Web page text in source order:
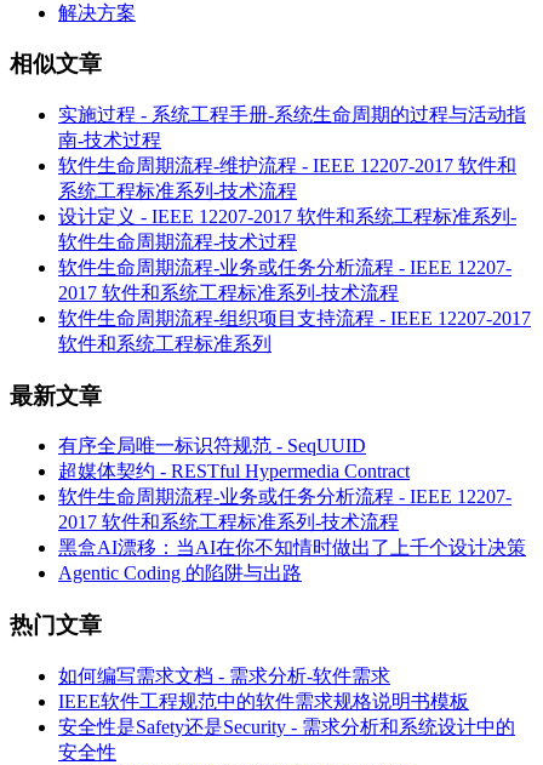
解决方案
相似文章
实施过程 - 系统工程手册-系统生命周期的过程与活动指
南-技术过程
软件生命周期流程-维护流程 - IEEE 12207-2017 软件和
系统工程标准系列-技术流程
设计定义 - IEEE 12207-2017 软件和系统工程标准系列-
软件生命周期流程-技术过程
软件生命周期流程-业务或任务分析流程 - IEEE 12207-
2017 软件和系统工程标准系列-技术流程
软件生命周期流程-组织项目支持流程 - IEEE 12207-2017
软件和系统工程标准系列
最新文章
有序全局唯一标识符规范 - SeqUUID
超媒体契约 - RESTful Hypermedia Contract
软件生命周期流程-业务或任务分析流程 - IEEE 12207-
2017 软件和系统工程标准系列-技术流程
黑盒AI漂移：当AI在你不知情时做出了上千个设计决策
Agentic Coding 的陷阱与出路
热门文章
如何编写需求文档 - 需求分析-软件需求
IEEE软件工程规范中的软件需求规格说明书模板
安全性是Safety还是Security - 需求分析和系统设计中的
安全性